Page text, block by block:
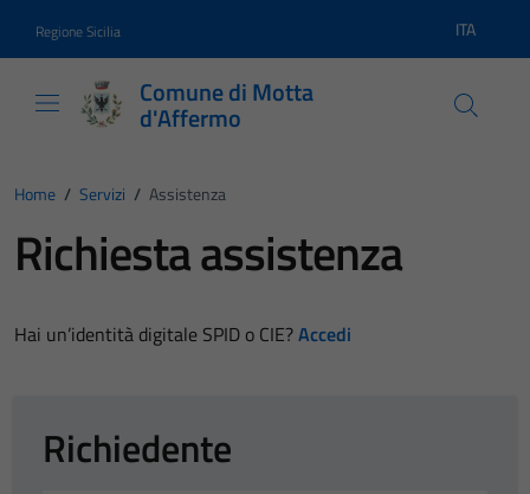
Regione Sicilia Lingua
ITA
Comune di Motta
d'Affermo
Home / Servizi / Assistenza
Richiesta assistenza
Hai un’identità digitale SPID o CIE?Accedi
Richiedente